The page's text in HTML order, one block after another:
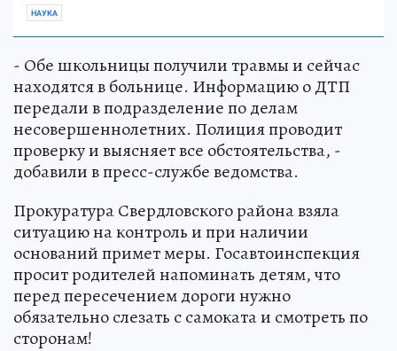
НАУКА
- Обе школьницы получили травмы и сейчас
находятся в больнице. Информацию о ДТП
передали в подразделение по делам
несовершеннолетних. Полиция проводит
проверку и выясняет все обстоятельства, -
добавили в пресс-службе ведомства.
Прокуратура Свердловского района взяла
ситуацию на контроль и при наличии
оснований примет меры. Госавтоинспекция
просит родителей напоминать детям, что
перед пересечением дороги нужно
обязательно слезать с самоката и смотреть по
сторонам!